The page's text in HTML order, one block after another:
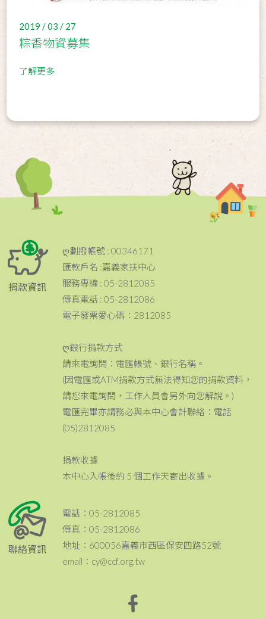
2019 / 03 / 27
粽香物資募集
了解更多
捐款資訊
ღ劃撥帳號 : 00346171
匯款戶名 :嘉義家扶中心
服務專線 : 05-2812085
傳真電話 : 05-2812086
電子發票愛心碼：2812085
ღ銀行捐款方式
請來電詢問：電匯帳號、銀行名稱。
(因電匯或ATM捐款方式無法得知您的捐款資料，
請您來電詢問，工作人員會另外向您解說。)
電匯完畢亦請務必與本中心會計聯絡：電話
(05)2812085
捐款收據
本中心入帳後約 5 個工作天寄出收據。
聯絡資訊
電話：05-2812085
傳真：05-2812086
地址：600056嘉義市西區保安四路52號
email：cy@ccf.org.tw